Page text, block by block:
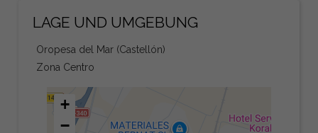
LAGE UND UMGEBUNG
Oropesa del Mar (Castellón)
Zona Centro
+
−